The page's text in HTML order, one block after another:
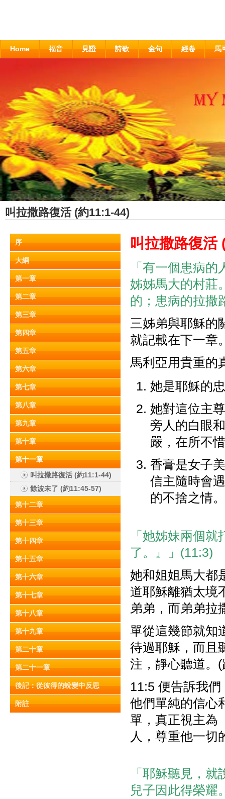
Home 福音 見證 詩歌 金句 經卷 馬
叫拉撒路復活 (約11:1-44)
序
大綱
第一章
第二章
第三章
第四章
第五章
第六章
第七章
第八章
第九章
第十章
第十一章
叫拉撒路復活 (約11:1-44)
餘波未了 (約11:45-57)
第十二章
第十三章
第十四章
第十五章
第十六章
第十七章
第十八章
第十九章
第二十章
第二十一章
後記：從彼得的蛻變中反思
附註
叫拉撒路復活
「有一個患病
姊姊馬大的村莊
的；患病的拉撒
三姊弟與耶穌的
就記載在下一章
馬利亞用貴重的
她是耶穌的
她對這位主
旁人的白眼
嚴，在所不惜
香膏是女子
信主隨時會
的不捨之情。
「她姊妹兩個
了。』」(11:3)
她和姐姐馬大都
道耶穌離猶太境
弟弟，而弟弟拉
單從這幾節就知
待過耶穌，而且
注，靜心聽道。
11:5 便告訴我
他們單純的信心
單，真正視主為
人，尊重他一切
「耶穌聽見，
兒子因此得榮耀